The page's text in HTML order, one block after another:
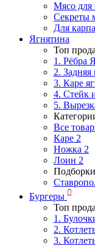
Мясо для
Секреты
Для
Ягнятина
Топ
1. Рёбра
2. Задняя
3. Каре
4. Стейк
5.
Все
Каре 2
Ножка 2
Лоин 2
Подборки
Бургеры
Топ
1.
2.
3.